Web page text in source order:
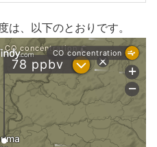
は、以下のとおりです。